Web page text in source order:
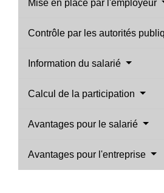
Mise en place par l'employeur
Contrôle par les autorités
Information du salarié
Calcul de la participation
Avantages pour le salarié
Avantages pour l'entreprise